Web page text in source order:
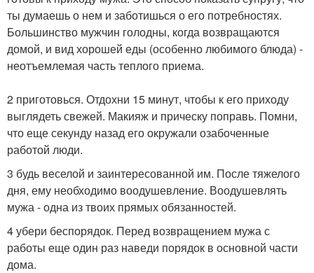
ты думаешь о нем и заботишься о его потребностях.
Большинство мужчин голодны, когда возвращаются
домой, и вид хорошей еды (особенно любимого блюда) -
неотъемлемая часть теплого приема.
2 приготовься. Отдохни 15 минут, чтобы к его приходу
выглядеть свежей. Макияж и прическу поправь. Помни,
что еще секунду назад его окружали озабоченные
работой люди.
3 будь веселой и заинтересованной им. После тяжелого
дня, ему необходимо воодушевление. Воодушевлять
мужа - одна из твоих прямых обязанностей.
4 убери беспорядок. Перед возвращением мужа с
работы еще один раз наведи порядок в основной части
дома.